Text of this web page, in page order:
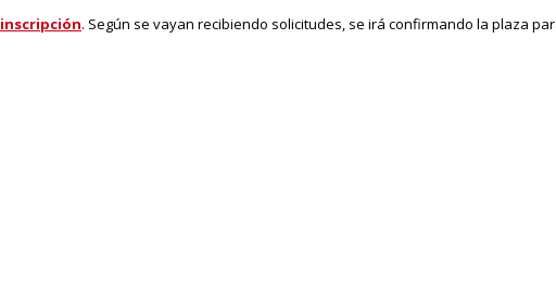
inscripción. Según se vayan recibiendo solicitudes, se irá confirmando la plaza